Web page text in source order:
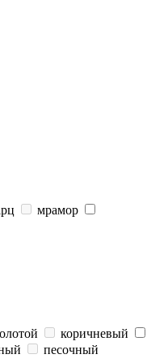
мрамор
коричневый
песочный